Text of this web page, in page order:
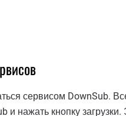
сервисом DownSub.
и нажать кнопку